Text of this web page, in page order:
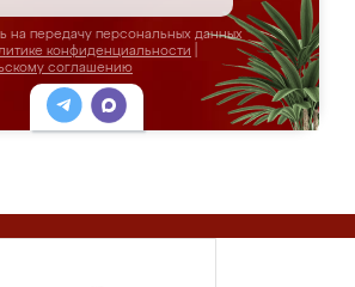
на передачу персональных данных
конфиденциальности
соглашению